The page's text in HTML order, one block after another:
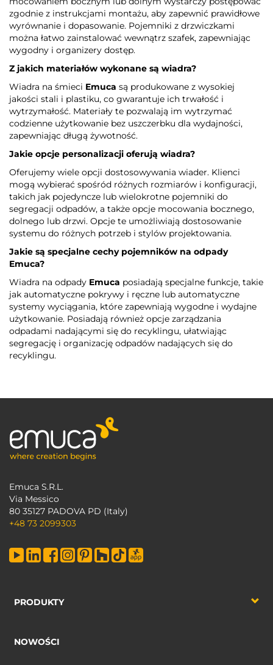
zgodnie z instrukcjami montażu, aby zapewnić prawidłowe
wyrównanie i dopasowanie. Pojemniki z drzwiczkami
można łatwo zainstalować wewnątrz szafek, zapewniając
wygodny i organizery dostęp.
Z jakich materiałów wykonane są wiadra?
Wiadra na śmieci Emuca są produkowane z wysokiej
jakości stali i plastiku, co gwarantuje ich trwałość i
wytrzymałość. Materiały te pozwalają im wytrzymać
codzienne użytkowanie bez uszczerbku dla wydajności,
zapewniając długą żywotność.
Jakie opcje personalizacji oferują wiadra?
Oferujemy wiele opcji dostosowywania wiader. Klienci
mogą wybierać spośród różnych rozmiarów i konfiguracji,
takich jak pojedyncze lub wielokrotne pojemniki do
segregacji odpadów, a także opcje mocowania bocznego,
dolnego lub drzwi. Opcje te umożliwiają dostosowanie
systemu do różnych potrzeb i stylów projektowania.
Jakie są specjalne cechy pojemników na odpady
Emuca?
Wiadra na odpady Emuca posiadają specjalne funkcje, takie
jak automatyczne pokrywy i ręczne lub automatyczne
systemy wyciągania, które zapewniają wygodne i wydajne
użytkowanie. Posiadają również opcje zarządzania
odpadami nadającymi się do recyklingu, ułatwiając
segregację i organizację odpadów nadających się do
recyklingu.
Emuca S.R.L.
Via Messico
80 35127 PADOVA PD (Italy)
+48 73 2099303
PRODUKTY
NOWOŚCI